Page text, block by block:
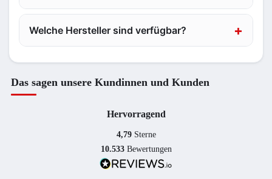
Welche Hersteller sind verfügbar?
Das sagen unsere Kundinnen und Kunden
Hervorragend
4,79 Sterne
10.533 Bewertungen